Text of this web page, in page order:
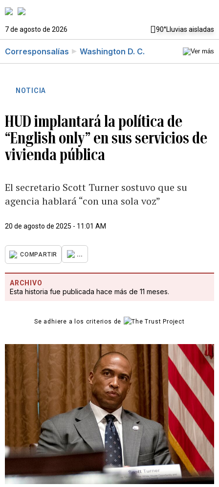
7 de agosto de 2026 90°Lluvias aisladas
Corresponsalías Washington D. C.
NOTICIA
HUD implantará la política de
“English only” en sus servicios de
vivienda pública
El secretario Scott Turner sostuvo que su
agencia hablará “con una sola voz”
20 de agosto de 2025 - 11:01 AM
COMPARTIR ...
ARCHIVO
Esta historia fue publicada hace más de 11 meses.
Se adhiere a los criterios de